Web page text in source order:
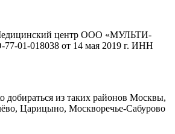
центр ООО «МУЛЬТИ-
01-018038 от 14 мая 2019 г. ИНН
добираться из таких районов Москвы,
Царицыно, Москворечье-Сабурово